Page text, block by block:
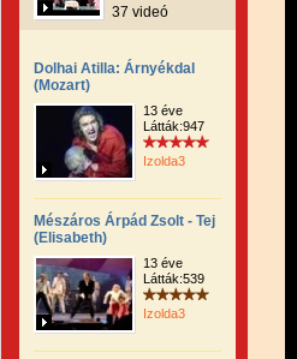
37 videó
Dolhai Atilla: Árnyékdal
(Mozart)
13 éve
Látták:947
Izolda3
Mészáros Árpád Zsolt - Tej
(Elisabeth)
13 éve
Látták:539
Izolda3